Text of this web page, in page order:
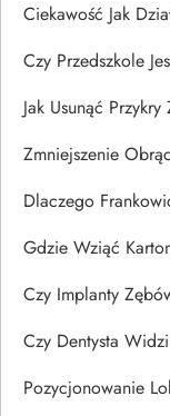
Ciekawość Jak
Czy Przedszkole
Jak Usunąć
Zmniejszenie
Dlaczego
Gdzie Wziąć
Czy Implanty
Czy Dentysta
Pozycjonowanie